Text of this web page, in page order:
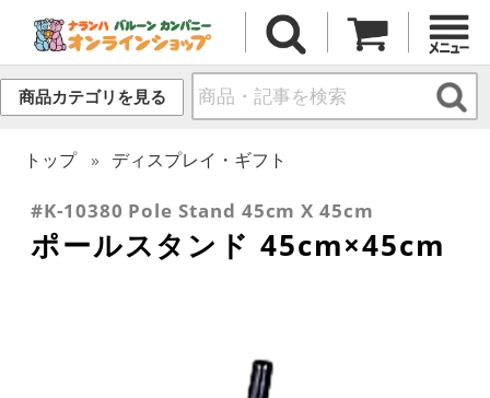
商品カテゴリを見る
トップ ディスプレイ・ギフト
#K-10380 Pole Stand 45cm X 45cm
ポールスタンド 45cm×45cm